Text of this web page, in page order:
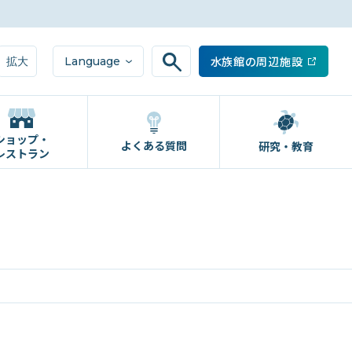
拡大 Language 水族館の周辺施設
ョップ・
ストラン
よくある質問 研究・教育